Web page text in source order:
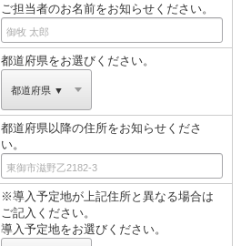
ご担当者のお名前をお知らせください。
都道府県をお選びください。
都道府県以降の住所をお知らせくださ
い。
※導入予定地が上記住所と異なる場合は
ご記入ください。
導入予定地をお選びください。